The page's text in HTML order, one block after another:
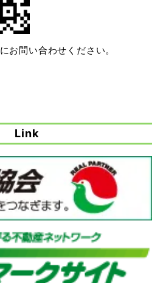
お問い合わせください。
Link